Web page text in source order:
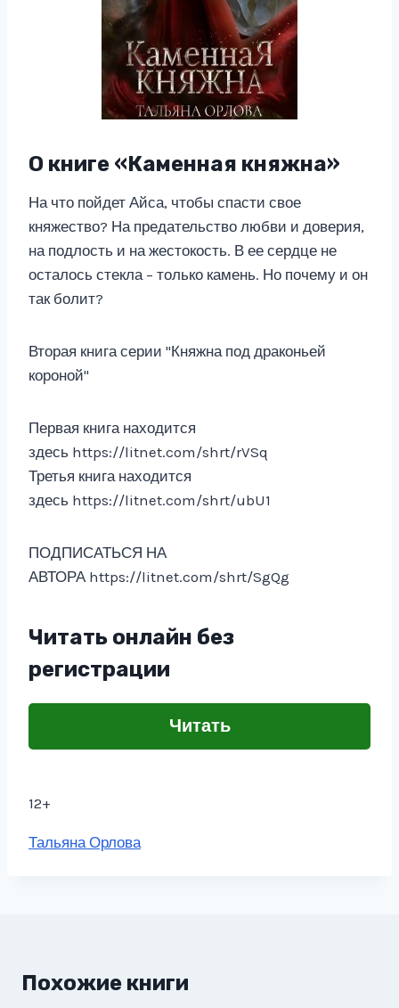
О книге «Каменная княжна»
На что пойдет Айса, чтобы спасти свое
княжество? На предательство любви и доверия,
на подлость и на жестокость. В ее сердце не
осталось стекла – только камень. Но почему и он
так болит?
Вторая книга серии "Княжна под драконьей
короной"
Первая книга находится
здесь https://litnet.com/shrt/rVSq
Третья книга находится
здесь https://litnet.com/shrt/ubU1
ПОДПИСАТЬСЯ НА
АВТОРА https://litnet.com/shrt/SgQg
Читать онлайн без
регистрации
Читать
12+
Метки
Тальяна Орлова
Похожие книги